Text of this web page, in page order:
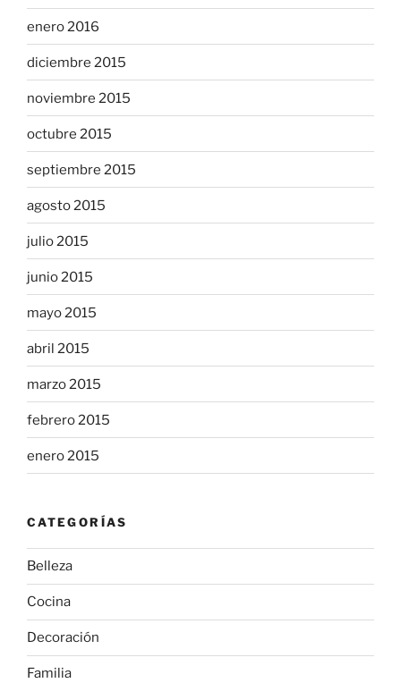
enero 2016
diciembre 2015
noviembre 2015
octubre 2015
septiembre 2015
agosto 2015
julio 2015
junio 2015
mayo 2015
abril 2015
marzo 2015
febrero 2015
enero 2015
CATEGORÍAS
Belleza
Cocina
Decoración
Familia